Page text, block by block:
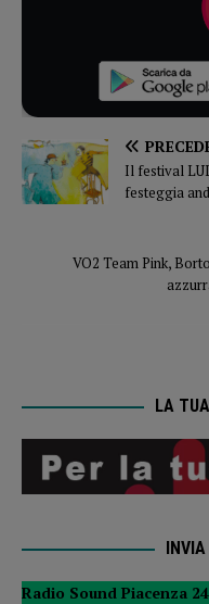
Il festival
festeggia
VO2 Team Pink,
LA
Radio Sound Piacenza 24